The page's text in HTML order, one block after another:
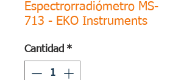
Espectrorradiómetro MS-
713 - EKO Instruments
Cantidad *